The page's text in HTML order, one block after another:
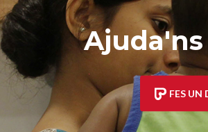
FES UN